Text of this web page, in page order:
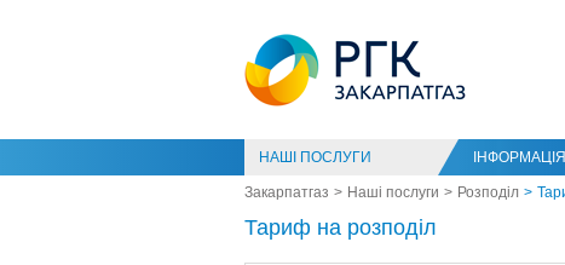
НАШІ ПОСЛУГИ
Закарпатгаз Наші послуги Розподіл
Тариф на розподіл